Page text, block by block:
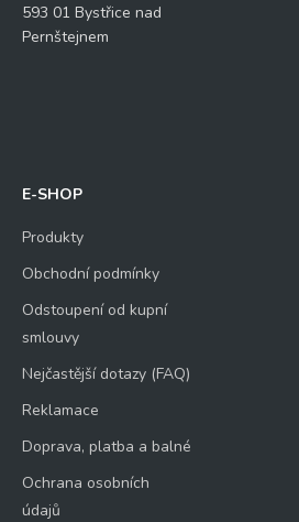
593 01 Bystřice nad
Pernštejnem
E-SHOP
Produkty
Obchodní podmínky
Odstoupení od kupní
smlouvy
Nejčastější dotazy (FAQ)
Reklamace
Doprava, platba a balné
Ochrana osobních
údajů